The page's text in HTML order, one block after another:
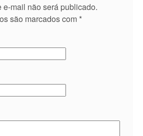
e-mail não será publicado.
são marcados com *